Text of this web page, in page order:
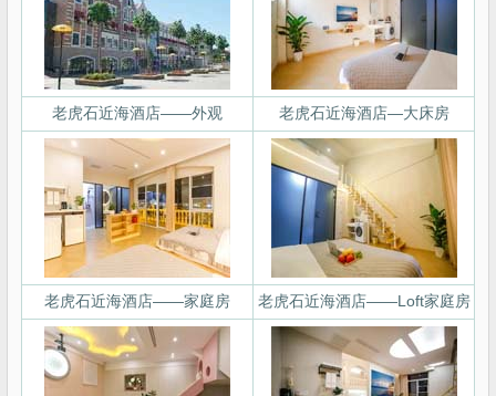
老虎石近海酒店——外观 老虎石近海酒店—大床房
老虎石近海酒店——家庭房 老虎石近海酒店——Loft家庭房